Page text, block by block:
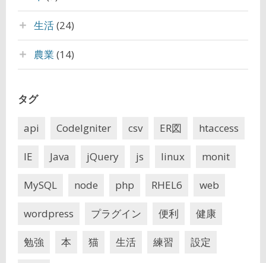
生活(24)
農業 (14)
タグ
api CodeIgniter csv ER図 htaccess
IE Java jQuery js linux monit
MySQL node php RHEL6 web
wordpress プラグイン 便利 健康
勉強 本 猫 生活 練習 設定